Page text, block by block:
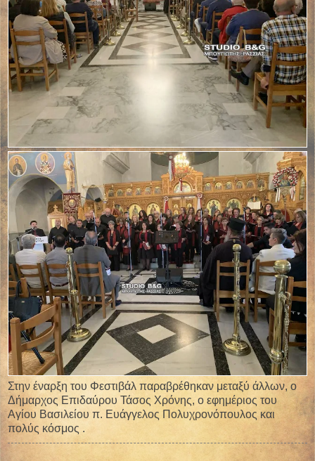
Στην έναρξη του Φεστιβάλ παραβρέθηκαν μεταξύ άλλων, ο
Δήμαρχος Επιδαύρου Τάσος Χρόνης, ο εφημέριος του
Αγίου Βασιλείου π. Ευάγγελος Πολυχρονόπουλος και
πολύς κόσμος .